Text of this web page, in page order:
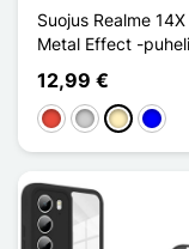
Suojus Realme
Metal Effect -
12,99 €
Punainen
Argenté
DoréSininen